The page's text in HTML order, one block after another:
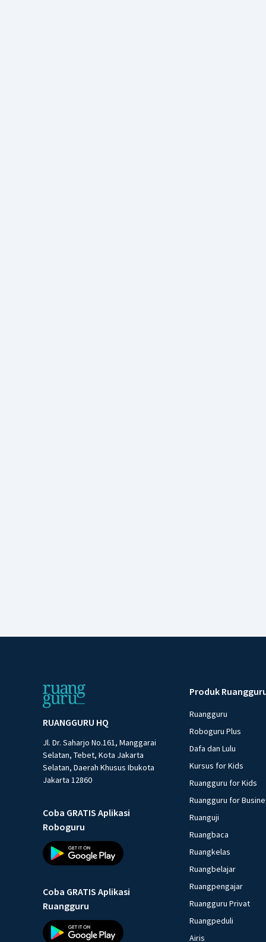
RUANGGURU HQ
Jl. Dr. Saharjo No.161, Manggarai
Selatan, Tebet, Kota Jakarta
Selatan, Daerah Khusus Ibukota
Jakarta 12860
Coba GRATIS Aplikasi
Roboguru
Coba GRATIS Aplikasi
Ruangguru
Produk
Ruangguru
Roboguru Plus
Dafa dan Lulu
Kursus for Kids
Ruangguru for Kids
Ruangguru for
Ruanguji
Ruangbaca
Ruangkelas
Ruangbelajar
Ruangpengajar
Ruangguru Privat
Ruangpeduli
Airis